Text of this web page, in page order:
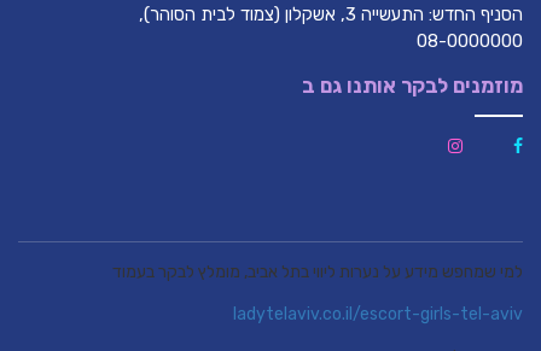
הסניף החדש: התעשייה 3, אשקלון (צמוד לבית הסוהר),
08-0000000
מוזמנים לבקר אותנו גם ב
למי שמחפש מידע על נערות ליווי בתל אביב, מומלץ לבקר בעמוד
ladytelaviv.co.il/escort-girls-tel-aviv